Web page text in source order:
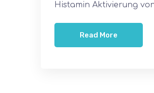
Histamin Aktivierung
Read More